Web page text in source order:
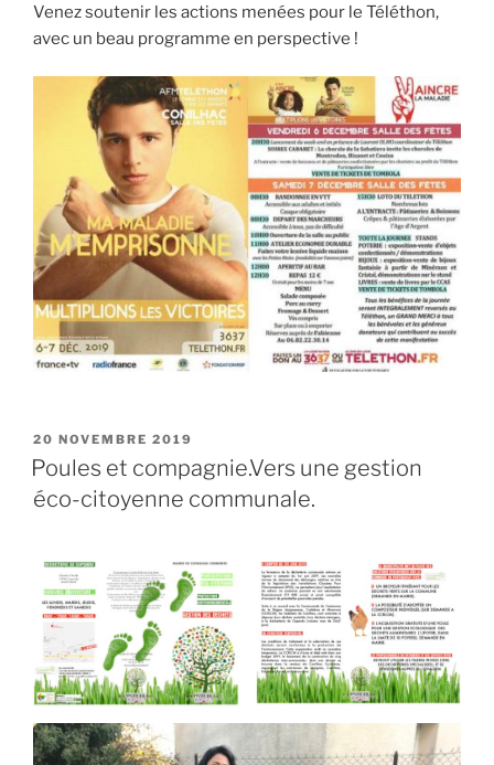
Venez soutenir les actions menées pour le Téléthon,
avec un beau programme en perspective !
PUBLIÉ
LE
20 NOVEMBRE 2019
Poules et compagnie.Vers une gestion
éco-citoyenne communale.